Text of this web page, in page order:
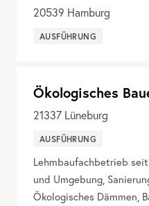
20539 Hamburg
AUSFÜHRUNG
Ökologisches
21337 Lüneburg
AUSFÜHRUNG
Lehmbaufachbetrieb
und Umgebung,
Ökologisches Dämmen,